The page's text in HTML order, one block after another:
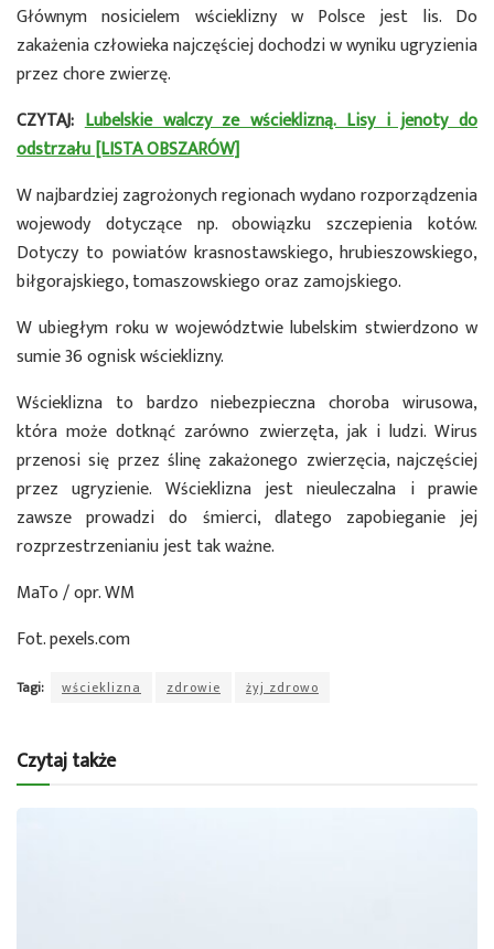
Głównym nosicielem wścieklizny w Polsce jest lis. Do
zakażenia człowieka najczęściej dochodzi w wyniku ugryzienia
przez chore zwierzę.
CZYTAJ:Lubelskie walczy ze wścieklizną. Lisy i jenoty do
odstrzału [LISTA OBSZARÓW]
W najbardziej zagrożonych regionach wydano rozporządzenia
wojewody dotyczące np. obowiązku szczepienia kotów.
Dotyczy to powiatów krasnostawskiego, hrubieszowskiego,
biłgorajskiego, tomaszowskiego oraz zamojskiego.
W ubiegłym roku w województwie lubelskim stwierdzono w
sumie 36 ognisk wścieklizny.
Wścieklizna to bardzo niebezpieczna choroba wirusowa,
która może dotknąć zarówno zwierzęta, jak i ludzi. Wirus
przenosi się przez ślinę zakażonego zwierzęcia, najczęściej
przez ugryzienie. Wścieklizna jest nieuleczalna i prawie
zawsze prowadzi do śmierci, dlatego zapobieganie jej
rozprzestrzenianiu jest tak ważne.
MaTo / opr. WM
Fot. pexels.com
Tagi: wścieklizna zdrowie żyj zdrowo
Czytaj także